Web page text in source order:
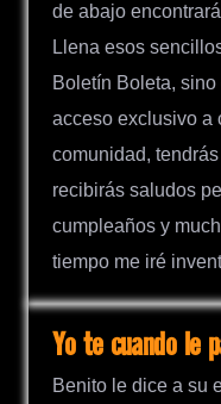
de abajo
Llena esos
Boletín Boleta,
acceso exclusivo a
comunidad,
recibirás saludos
cumpleaños y
tiempo me iré
Yo te cuando le
Benito le dice a su